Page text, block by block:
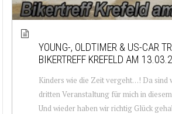
YOUNG-, OLDTIMER & US-CAR
BIKERTREFF KREFELD AM
Kinders wie die Zeit vergeht…! Da sind
dritten Veranstaltung für mich in
Und wieder haben wir richtig Glück